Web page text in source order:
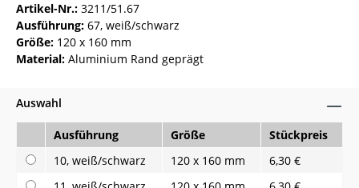
Artikel-Nr.: 3211/51.67
Ausführung: 67, weiß/schwarz
Größe: 120 x 160 mm
Material: Aluminium Rand geprägt
Auswahl
Ausführung Größe
Stückpreis
10, weiß/schwarz
120 x 160 mm
6,30 €